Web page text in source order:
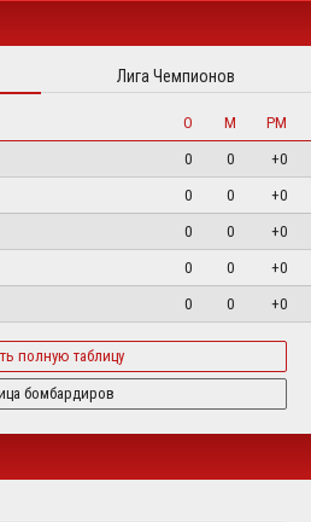
Лига Чемпионов
О М
РМ
0 0
+0
0 0
+0
0 0
+0
0 0
+0
0 0 +0
полную таблицу
бомбардиров